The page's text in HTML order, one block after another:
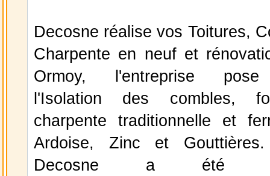
Decosne réalise vos Toitures,
Charpente en neuf et
Ormoy, l'entreprise pose
l'Isolation des combles,
charpente traditionnelle et
Ardoise, Zinc et Gouttières.
Decosne a été